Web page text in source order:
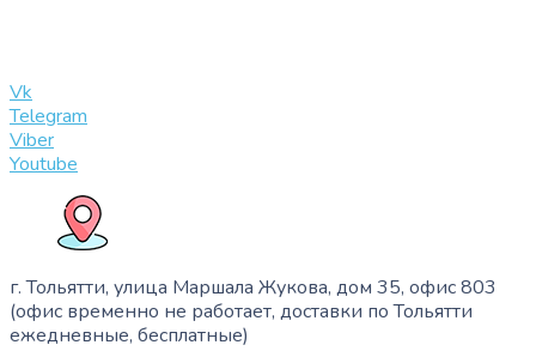
Vk
Telegram
Viber
Youtube
г. Тольятти, улица Маршала Жукова, дом 35, офис 803
(офис временно не работает, доставки по Тольятти
ежедневные, бесплатные)